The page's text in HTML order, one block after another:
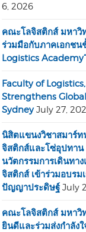
6, 2026
คณะโลจิสติกส์ มหาวิ
ร่วมมือกับภาคเอกชน
Logistics Academy”
Faculty of
Strengthens
Sydney July 27,
นิสิตแขนงวิชาสมาร์ท
จิสติกส์และโซ่อุปทา
นวัตกรรมการเดินทา
จิสติกส์ เข้าร่วมอบรม
ปัญญาประดิษฐ์ July
คณะโลจิสติกส์ มหาวิ
ยินดีและร่วมส่งกำลัง